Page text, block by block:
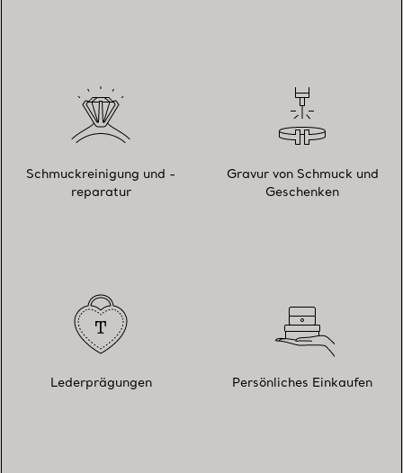
Schmuckreinigung und -
reparatur
Gravur von Schmuck und
Geschenken
Lederprägungen Persönliches Einkaufen